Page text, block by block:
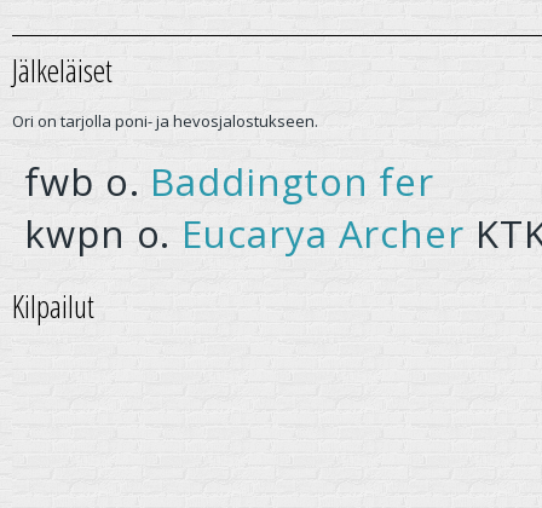
Jälkeläiset
Ori on tarjolla poni- ja hevosjalostukseen.
fwb o. Baddington fer
kwpn o. Eucarya Archer
Kilpailut